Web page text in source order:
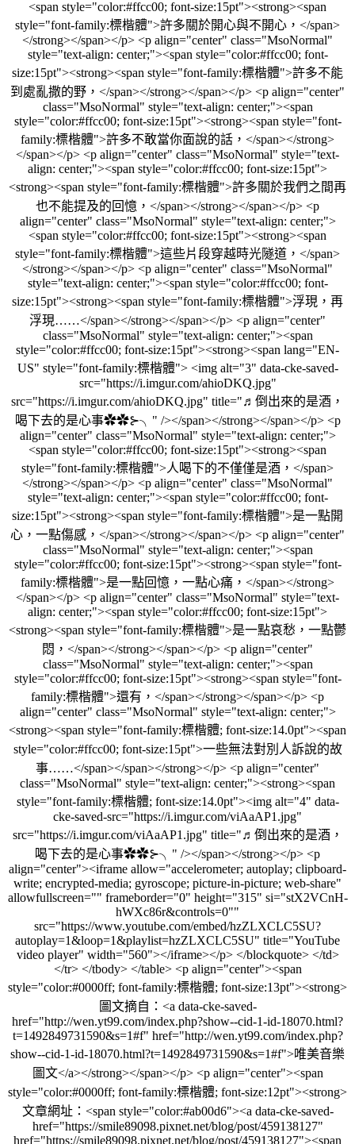
<span style="color:#ffcc00; font-size:15pt"><strong><span
style="font-family:標楷體">許多關於開心與不開心，</span>
</strong></span></p> <p align="center" class="MsoNormal"
style="text-align: center;"><span style="color:#ffcc00; font-
size:15pt"><strong><span style="font-family:標楷體">許多不能
到處亂撒的野，</span></strong></span></p> <p align="center"
class="MsoNormal" style="text-align: center;"><span
style="color:#ffcc00; font-size:15pt"><strong><span style="font-
family:標楷體">許多不敢當你面說的話，</span></strong>
</span></p> <p align="center" class="MsoNormal" style="text-
align: center;"><span style="color:#ffcc00; font-size:15pt">
<strong><span style="font-family:標楷體">許多關於我們之間再
也不能提及的回憶，</span></strong></span></p> <p
align="center" class="MsoNormal" style="text-align: center;">
<span style="color:#ffcc00; font-size:15pt"><strong><span
style="font-family:標楷體">這些片段穿越時光隧道，</span>
</strong></span></p> <p align="center" class="MsoNormal"
style="text-align: center;"><span style="color:#ffcc00; font-
size:15pt"><strong><span style="font-family:標楷體">浮現，再
浮現……</span></strong></span></p> <p align="center"
class="MsoNormal" style="text-align: center;"><span
style="color:#ffcc00; font-size:15pt"><strong><span lang="EN-
US" style="font-family:標楷體"> <img alt="3" data-cke-saved-
src="https://i.imgur.com/ahioDKQ.jpg"
src="https://i.imgur.com/ahioDKQ.jpg" title="♬倒出來的是酒，
喝下去的是心事✿✿⊱╮" /></span></strong></span></p> <p
align="center" class="MsoNormal" style="text-align: center;">
<span style="color:#ffcc00; font-size:15pt"><strong><span
style="font-family:標楷體">人喝下的不僅僅是酒，</span>
</strong></span></p> <p align="center" class="MsoNormal"
style="text-align: center;"><span style="color:#ffcc00; font-
size:15pt"><strong><span style="font-family:標楷體">是一點開
心，一點傷感，</span></strong></span></p> <p align="center"
class="MsoNormal" style="text-align: center;"><span
style="color:#ffcc00; font-size:15pt"><strong><span style="font-
family:標楷體">是一點回憶，一點心痛，</span></strong>
</span></p> <p align="center" class="MsoNormal" style="text-
align: center;"><span style="color:#ffcc00; font-size:15pt">
<strong><span style="font-family:標楷體">是一點哀愁，一點鬱
悶，</span></strong></span></p> <p align="center"
class="MsoNormal" style="text-align: center;"><span
style="color:#ffcc00; font-size:15pt"><strong><span style="font-
family:標楷體">還有，</span></strong></span></p> <p
align="center" class="MsoNormal" style="text-align: center;">
<strong><span style="font-family:標楷體; font-size:14.0pt"><span
style="color:#ffcc00; font-size:15pt">一些無法對別人訴說的故
事……</span></span></strong></p> <p align="center"
class="MsoNormal" style="text-align: center;"><strong><span
style="font-family:標楷體; font-size:14.0pt"><img alt="4" data-
cke-saved-src="https://i.imgur.com/viAaAP1.jpg"
src="https://i.imgur.com/viAaAP1.jpg" title="♬倒出來的是酒，
喝下去的是心事✿✿⊱╮" /></span></strong></p> <p
align="center"><iframe allow="accelerometer; autoplay; clipboard-
write; encrypted-media; gyroscope; picture-in-picture; web-share"
allowfullscreen="" frameborder="0" height="315" si="stX2VCnH-
hWXc86r&controls=0""
src="https://www.youtube.com/embed/hzZLXCLC5SU?
autoplay=1&loop=1&playlist=hzZLXCLC5SU" title="YouTube
video player" width="560"></iframe></p> </blockquote> </td>
</tr> </tbody> </table> <p align="center"><span
style="color:#0000ff; font-family:標楷體; font-size:13pt"><strong>
圖文摘自：<a data-cke-saved-
href="http://wen.yt99.com/index.php?show--cid-1-id-18070.html?
t=1492849731590&s=1#f" href="http://wen.yt99.com/index.php?
show--cid-1-id-18070.html?t=1492849731590&s=1#f">唯美音樂
圖文</a></strong></span></p> <p align="center"><span
style="color:#0000ff; font-family:標楷體; font-size:12pt"><strong>
文章網址：<span style="color:#ab00d6"><a data-cke-saved-
href="https://smile89098.pixnet.net/blog/post/459138127"
href="https://smile89098.pixnet.net/blog/post/459138127"><span